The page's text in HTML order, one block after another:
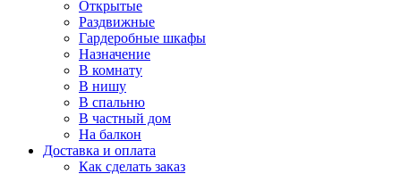
Открытые
Раздвижные
Гардеробные шкафы
Назначение
В комнату
В нишу
В спальню
В частный дом
На балкон
Доставка и оплата
Как сделать заказ